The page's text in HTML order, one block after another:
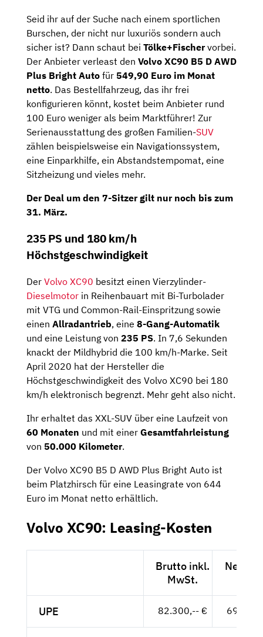
Seid ihr auf der Suche nach einem sportlichen
Burschen, der nicht nur luxuriös sondern auch
sicher ist? Dann schaut bei Tölke+Fischervorbei.
Der Anbieter verleast den Volvo XC90 B5 D AWD
Plus Bright Auto für 549,90 Euro im Monat
netto. Das Bestellfahrzeug, das ihr frei
konfigurieren könnt, kostet beim Anbieter rund
100 Euro weniger als beim Marktführer! Zur
Serienausstattung des großen Familien-SUV
zählen beispielsweise ein Navigationssystem,
eine Einparkhilfe, ein Abstandstempomat, eine
Sitzheizung und vieles mehr.
Der Deal um den 7-Sitzergilt nur noch bis zum
31. März.
235 PS und 180 km/h
Höchstgeschwindigkeit
Der Volvo XC90 besitzt einen Vierzylinder-
Dieselmotor in Reihenbauart mit Bi-Turbolader
mit VTG und Common-Rail-Einspritzung sowie
einen Allradantrieb, eine 8-Gang-Automatik
und eine Leistung von 235 PS. In 7,6 Sekunden
knackt der Mildhybrid die 100 km/h-Marke. Seit
April 2020 hat der Hersteller die
Höchstgeschwindigkeit des Volvo XC90 bei 180
km/h elektronisch begrenzt. Mehr geht also nicht.
Ihr erhaltet das XXL-SUV über eine Laufzeit von
60 Monaten und mit einer Gesamtfahrleistung
von 50.000 Kilometer.
Der Volvo XC90 B5 D AWD Plus Bright Auto ist
beim Platzhirsch für eine Leasingrate von 644
Euro im Monat netto erhältlich.
Volvo XC90: Leasing-Kosten
Brutto inkl.
MwSt.
Netto
UPE 82.300,-- €